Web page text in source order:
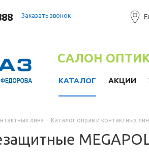
Заказать звонок
САЛОН
КАТАЛОГ АКЦИИ
линз - Каталог оправ и контактных